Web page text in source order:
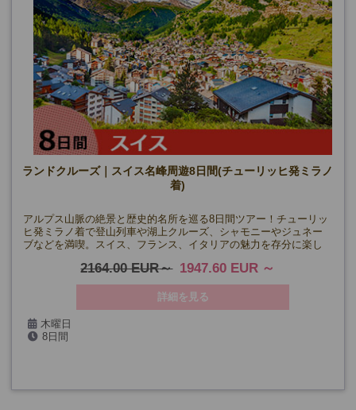
2027年:1/1・8、2/5・19、3/19
ランドクルーズ｜スイス名峰周遊8日間(チューリッヒ発ミラノ
着)
アルプス山脈の絶景と歴史的名所を巡る8日間ツアー！チューリッ
ヒ発ミラノ着で登山列車や湖上クルーズ、シャモニーやジュネー
ブなどを満喫。スイス、フランス、イタリアの魅力を存分に楽し
2164.00 EUR 1947.60 EUR
詳細を見る
木曜日
4/16・30、5月～8月、9/10・24、10/8
8日間